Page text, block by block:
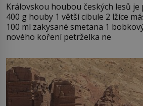
Královskou houbou českých lesů je pravý
400 g houby 1 větší cibule 2 lžíce
100 ml zakysané smetana 1
nového koření petrželka ne